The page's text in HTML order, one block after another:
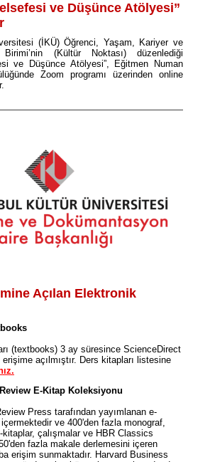
ve Düşünce Atölyesi”
(İKÜ) Öğrenci, Yaşam, Kariyer ve
(Kültür Noktası) düzenlediği
ve Düşünce Atölyesi”, Eğitmen Numan
Zoom programı üzerinden online
Açılan Elektronik
(textbooks) 3 ay süresince ScienceDirect
açılmıştır. Ders kitapları listesine
E-Kitap Koleksiyonu
Press tarafından yayımlanan e-
içermektedir ve 400'den fazla monograf,
kitaplar, çalışmalar ve HBR Classics
fazla makale derlemesini içeren
erişim sunmaktadır. Harvard Business